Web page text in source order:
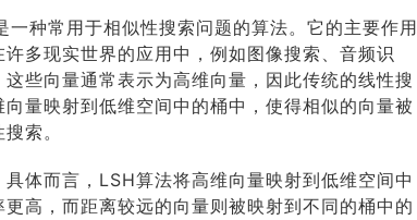
种常用于相似性搜索问题的算法。它的主要作用
多现实世界的应用中，例如图像搜索、音频识
些向量通常表示为高维向量，因此传统的线性搜
量映射到低维空间中的桶中，使得相似的向量被
索。
体而言，LSH算法将高维向量映射到低维空间中
高，而距离较远的向量则被映射到不同的桶中的